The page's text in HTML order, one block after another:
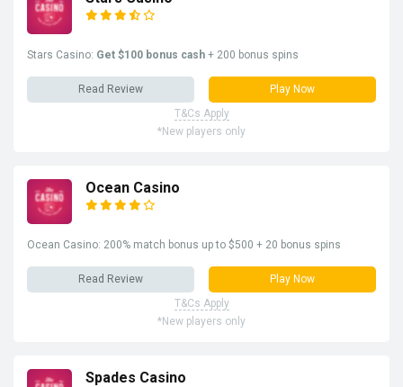
Stars Casino: Get $100 bonus cash + 200 bonus spins
Read Review
Play Now
T&Cs Apply
*New players only
Ocean Casino
Ocean Casino: 200% match bonus up to $500 + 20 bonus spins
Read Review
Play Now
T&Cs Apply
*New players only
Spades Casino